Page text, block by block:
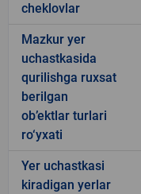
cheklovlar
Mazkur yer
uchastkasida
qurilishga ruxsat
berilgan
ob’ektlar turlari
ro‘yxati
Yer uchastkasi
kiradigan yerlar